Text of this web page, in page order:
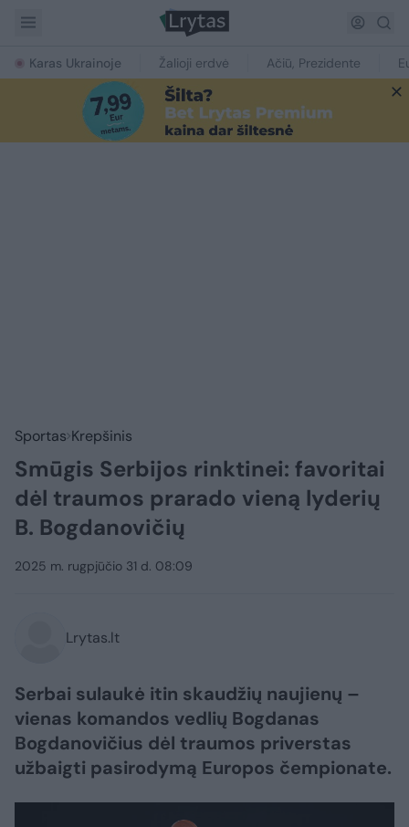
Karas Ukrainoje Žalioji erdvė Ačiū, Prezidente
Sportas Krepšinis
Smūgis Serbijos rinktinei: favoritai
dėl traumos prarado vieną lyderių
B. Bogdanovičių
2025 m. rugpjūčio 31 d. 08:09
Lrytas.lt
Serbai sulaukė itin skaudžių naujienų –
vienas komandos vedlių Bogdanas
Bogdanovičius dėl traumos priverstas
užbaigti pasirodymą Europos čempionate.